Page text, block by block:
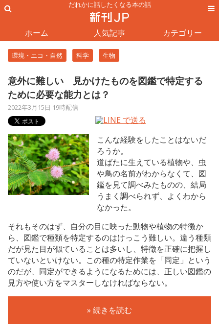
だれかに話したくなる本の話
ホーム 人気記事 カテゴリー
環境・エコ・自然 科学 生物
意外に難しい 見かけたものを図鑑で特定する
ために必要な能力とは？
2022年3月15日 19時配信
こんな経験をしたことはないだ
ろうか。
道ばたに生えている植物や、虫
や鳥の名前がわからなくて、図
鑑を見て調べみたものの、結局
うまく調べられず、よくわから
なかった。
それもそのはず、自分の目に映った動物や植物の特徴か
ら、図鑑で種類を特定するのはけっこう難しい。違う種類
だが見た目が似ていることは多いし、特徴を正確に把握し
ていないといけない。この種の特定作業を「同定」という
のだが、同定ができるようになるためには、正しい図鑑の
見方や使い方をマスターしなければならない。
» 続きを読む